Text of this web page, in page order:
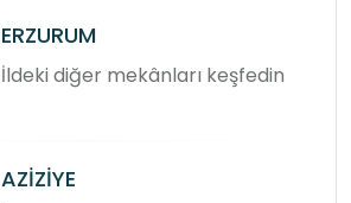
ERZURUM
İldeki diğer mekânları keşfedin
AZİZİYE